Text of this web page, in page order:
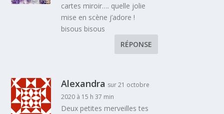
cartes miroir…. quelle jolie
mise en scène j’adore !
bisous bisous
RÉPONSE
Alexandra sur 21 octobre
2020 à 15 h 37 min
Deux petites merveilles tes